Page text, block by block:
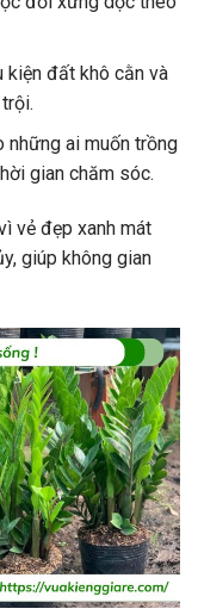
kiện đất khô cằn và
những ai muốn trồng
gian chăm sóc.
vẻ đẹp xanh mát
giúp không gian